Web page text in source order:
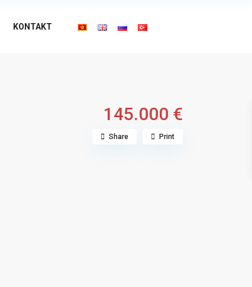
KONTAKT
145.000 €
Share Print